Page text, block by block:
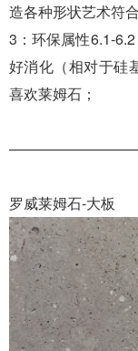
造各种形状艺术符
3：环保属性6.1-
好消化（相对于硅
喜欢莱姆石；
罗威莱姆石-大板